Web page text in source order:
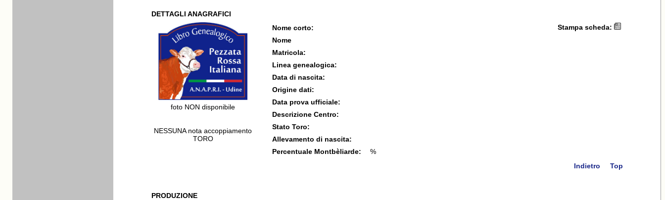
DETTAGLI ANAGRAFICI
foto NON disponibile
NESSUNA nota accoppiamento
TORO
Nome corto:
Nome
Matricola:
Linea genealogica:
Data di nascita:
Origine dati:
Data prova ufficiale:
Descrizione Centro:
Stato Toro:
Allevamento di nascita:
Percentuale Montbèliarde:
%
Stampa scheda:
Indietro Top
PRODUZIONE